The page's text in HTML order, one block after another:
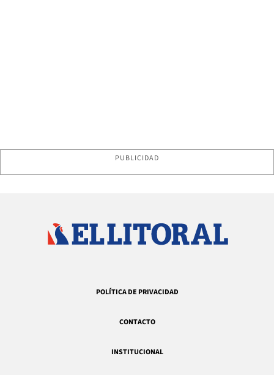
PUBLICIDAD
POLÍTICA DE PRIVACIDAD
CONTACTO
INSTITUCIONAL